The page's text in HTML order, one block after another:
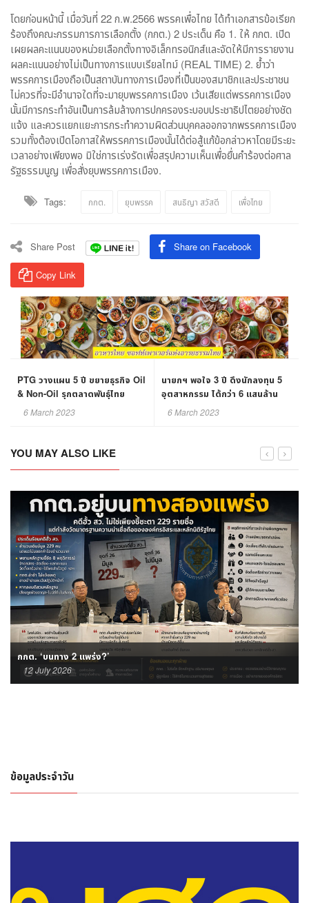
โดยก่อนหน้านี้ เมื่อวันที่ 22 ก.พ.2566 พรรคเพื่อไทย ได้ทำเอกสารข้อเรียก
ร้องถึงคณะกรรมการการเลือกตั้ง (กกต.) 2 ประเด็น คือ 1. ให้ กกต. เปิด
เผยผลคะแนนของหน่วยเลือกตั้งทางอิเล็กทรอนิกส์และจัดให้มีการรายงาน
ผลคะแนนอย่างไม่เป็นทางการแบบเรียลไทม์ (REAL TIME) 2. ย้ำว่า
พรรคการเมืองถือเป็นสถาบันทางการเมืองที่เป็นของสมาชิกและประชาชน
ไม่ควรที่จะมีอำนาจใดที่จะมายุบพรรคการเมือง เว้นเสียแต่พรรคการเมือง
นั้นมีการกระทำอันเป็นการล้มล้างการปกครองระบอบประชาธิปไตยอย่างชัด
แจ้ง และควรแยกแยะการกระทำความผิดส่วนบุคคลออกจากพรรคการเมือง
รวมทั้งต้องเปิดโอกาสให้พรรคการเมืองนั้นได้ต่อสู้แก้ข้อกล่าวหาโดยมีระยะ
เวลาอย่างเพียงพอ มิใช่การเร่งรัดเพื่อสรุปความเห็นเพื่อยื่นคำร้องต่อศาล
รัฐธรรมนูญ เพื่อสั่งยุบพรรคการเมือง.
Tags: กกต. ยุบพรรค สนธิญา สวัสดี เพื่อไทย
Share Post Share on Facebook
Copy Link
PTG วางแผน 5 ปี ขยายธุรกิจ Oil
& Non-Oil รุกตลาดพันธุ์ไทย
6 March 2023
นายกฯ พอใจ 3 ปี ดึงนักลงทุน 5
อุตสาหกรรม ได้กว่า 6 แสนล้าน
บาท ยกเป็นผลงาน "ทีมไทยแลนด์"
6 March 2023
YOU MAY ALSO LIKE
กกต. ‘บนทาง 2 แพร่ง?’
12 July 2026
ข้อมูลประจำวัน